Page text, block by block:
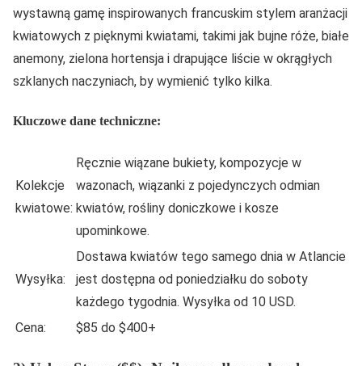
wystawną gamę inspirowanych francuskim stylem aranżacji
kwiatowych z pięknymi kwiatami, takimi jak bujne róże, białe
anemony, zielona hortensja i drapujące liście w okrągłych
szklanych naczyniach, by wymienić tylko kilka.
Kluczowe dane techniczne:
Kolekcje
kwiatowe:
Ręcznie wiązane bukiety, kompozycje w
wazonach, wiązanki z pojedynczych odmian
kwiatów, rośliny doniczkowe i kosze
upominkowe.
Wysyłka:
Dostawa kwiatów tego samego dnia w Atlancie
jest dostępna od poniedziałku do soboty
każdego tygodnia. Wysyłka od 10 USD.
Cena:
$85 do $400+